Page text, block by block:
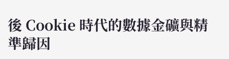
後 Cookie 時代的數據金礦與精
準歸因